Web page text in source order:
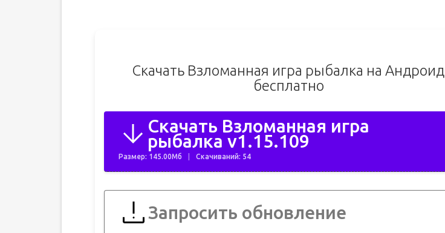
Скачать Взломанная игра рыбалка на Андроид
бесплатно
Скачать Взломанная игра
рыбалка v1.15.109
Размер: 145.00Мб Скачиваний: 54
Запросить обновление